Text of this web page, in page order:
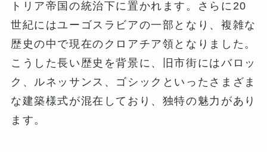
トリア帝国の統治下に置かれます。さらに20
世紀にはユーゴスラビアの一部となり、複雑な
歴史の中で現在のクロアチア領となりました。
こうした長い歴史を背景に、旧市街にはバロッ
ク、ルネッサンス、ゴシックといったさまざま
な建築様式が混在しており、独特の魅力があり
ます。